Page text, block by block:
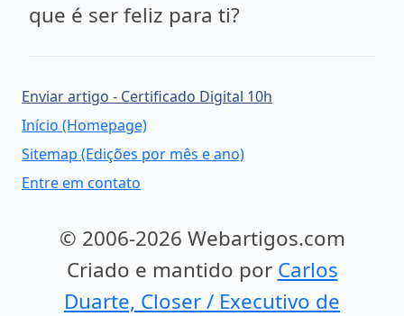
que é ser feliz para ti?
Enviar artigo - Certificado Digital 10h
Início (Homepage)
Sitemap (Edições por mês e ano)
Entre em contato
© 2006-2026 Webartigos.com
Criado e mantido por Carlos
Duarte, Closer / Executivo de